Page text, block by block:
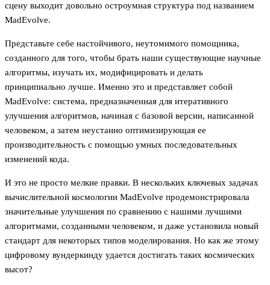
сцену выходит довольно остроумная структура под названием
MadEvolve.
Представьте себе настойчивого, неутомимого помощника,
созданного для того, чтобы брать наши существующие научные
алгоритмы, изучать их, модифицировать и делать
принципиально лучше. Именно это и представляет собой
MadEvolve: система, предназначенная для итеративного
улучшения алгоритмов, начиная с базовой версии, написанной
человеком, а затем неустанно оптимизирующая ее
производительность с помощью умных последовательных
изменений кода.
И это не просто мелкие правки. В нескольких ключевых задачах
вычислительной космологии MadEvolve продемонстрировала
значительные улучшения по сравнению с нашими лучшими
алгоритмами, созданными человеком, и даже установила новый
стандарт для некоторых типов моделирования. Но как же этому
цифровому вундеркинду удается достигать таких космических
высот?